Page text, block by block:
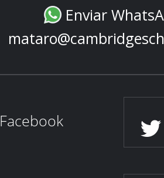
Enviar
Facebook